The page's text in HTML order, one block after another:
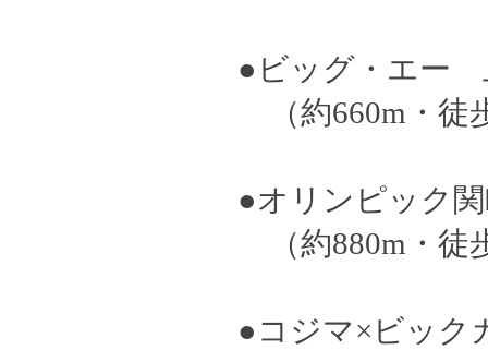
●ビッグ・エー
（約660m・徒
●オリンピック関
（約880m・徒歩
●コジマ×ビック